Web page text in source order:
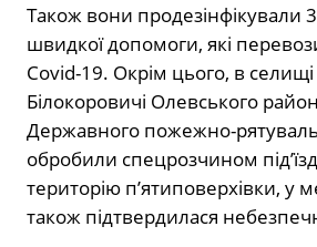
Також вони продезінфікували 3
швидкої допомоги, які
Covid-19. Окрім цього, в селищі
Білокоровичі Олевського
Державного пожежно-
обробили спецрозчином
територію пʼятиповерхівки, у
також підтвердилася